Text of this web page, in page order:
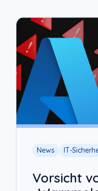
News IT-
Vorsicht